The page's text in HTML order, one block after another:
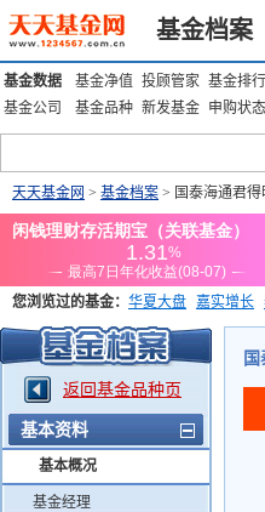
基金档案
基金数据 基金净值 投顾管家 基金排行
基金公司
基金品种 新发基金 申购状态
天天基金网 > 基金档案 > 国泰海通君得
您浏览过的基金： 华夏大盘 嘉实增长
添富优势 华安宏利 上证180价值ETF
返回基金品种页
基本资料
基本概况
基金经理